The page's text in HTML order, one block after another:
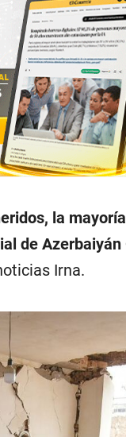
la
de
Irna.